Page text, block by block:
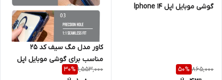
گوشی موبایل اپل Iphone 14
865,000
50%
کاور مدل مگ سیف کد 25
مناسب برای گوشی موبایل اپل
Iphone 14/15 PROMAX
1,553,000
30%